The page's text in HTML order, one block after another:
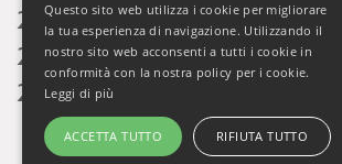
2026 2025 2024 2023
2020 2019 2018 2017 2016
2014 2013
Questo sito web utilizza i cookie per migliorare
la tua esperienza di navigazione. Utilizzando il
nostro sito web acconsenti a tutti i cookie in
conformità con la nostra policy per i cookie.
Leggi di più
ACCETTA TUTTO RIFIUTA TUTTO